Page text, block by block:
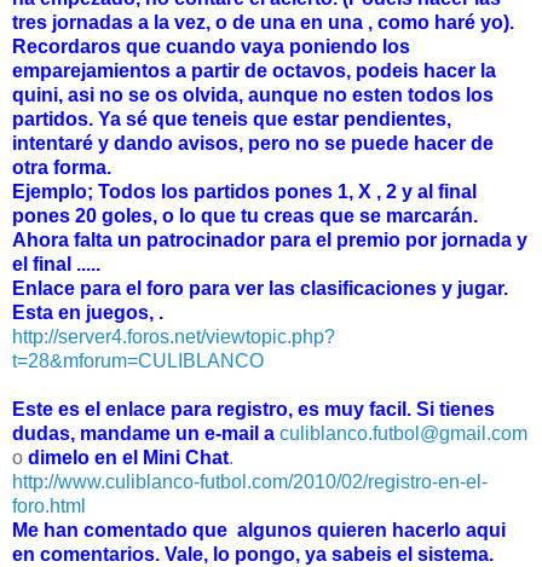
tres jornadas a la vez, o de una en una , como haré yo).
Recordaros que cuando vaya poniendo los
emparejamientos a partir de octavos, podeis hacer la
quini, asi no se os olvida, aunque no esten todos los
partidos. Ya sé que teneis que estar pendientes,
intentaré y dando avisos, pero no se puede hacer de
otra forma.
Ejemplo; Todos los partidos pones 1, X , 2 y al final
pones 20 goles, o lo que tu creas que se marcarán.
Ahora falta un patrocinador para el premio por jornada y
el final .....
Enlace para el foro para ver las clasificaciones y jugar.
Esta en juegos, .
http://server4.foros.net/viewtopic.php?
t=28&mforum=CULIBLANCO
Este es el enlace para registro, es muy facil. Si tienes
dudas, mandame un e-mail a culiblanco.futbol@gmail.com
o dimelo en el Mini Chat.
http://www.culiblanco-futbol.com/2010/02/registro-en-el-
foro.html
Me han comentado que algunos quieren hacerlo aqui
en comentarios. Vale, lo pongo, ya sabeis el sistema.